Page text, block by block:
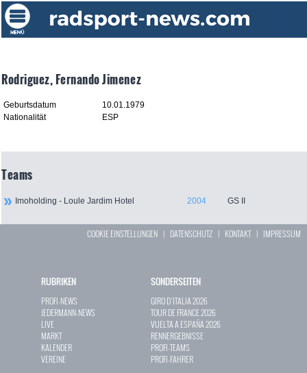
Rodriguez, Fernando Jimenez
Geburtsdatum
10.01.1979
Nationalität
ESP
Teams
Imoholding - Loule Jardim Hotel 2004 GS II
COOKIE EINSTELLUNGEN | DATENSCHUTZ | KONTAKT| IMPRESSUM
RUBRIKEN
PROFI-NEWS
JEDERMANN-NEWS
LIVE
MARKT
KALENDER
VEREINE
SONDERSEITEN
GIRO D`ITALIA 2026
TOUR DE FRANCE 2026
VUELTA A ESPAÑA 2026
RENNERGEBNISSE
PROFI-TEAMS
PROFI-FAHRER